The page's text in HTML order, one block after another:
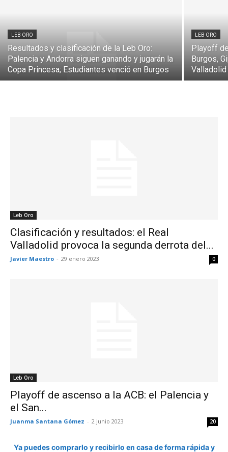
LEB ORO
Resultados y clasificación de la Leb Oro:
Palencia y Andorra siguen ganando y jugarán la
Copa Princesa; Estudiantes venció en Burgos
LEB ORO
Playoff
Burgos,
Leb Oro
Clasificación y resultados: el Real
Valladolid provoca la segunda derrota del...
Javier Maestro - 29 enero 2023 0
Leb Oro
Playoff de ascenso a la ACB: el Palencia y
el San...
Juanma Santana Gómez - 2 junio 2023 20
Ya puedes comprarlo y recibirlo en casa de forma rápida y